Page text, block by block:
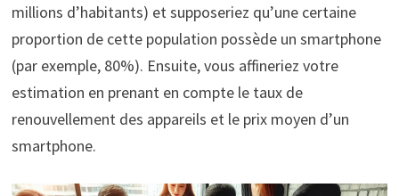
millions d’habitants) et supposeriez qu’une certaine
proportion de cette population possède un smartphone
(par exemple, 80%). Ensuite, vous affineriez votre
estimation en prenant en compte le taux de
renouvellement des appareils et le prix moyen d’un
smartphone.